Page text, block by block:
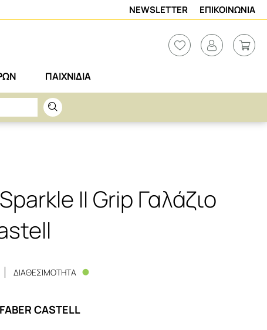
NEWSLETTER ΕΠΙΚΟΙΝΩΝΙΑ
ΠΑΙΧΝΙΔΙΑ
II Grip Γαλάζιο
ΔΙΑΘΕΣΙΜΟΤΗΤΑ
FABER CASTELL